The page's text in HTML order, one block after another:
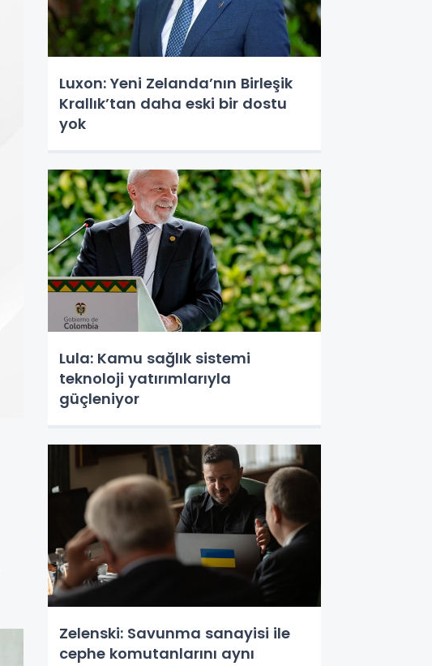
Luxon: Yeni Zelanda’nın Birleşik
Krallık’tan daha eski bir dostu
yok
Lula: Kamu sağlık sistemi
teknoloji yatırımlarıyla
güçleniyor
Zelenski: Savunma sanayisi ile
cephe komutanlarını aynı